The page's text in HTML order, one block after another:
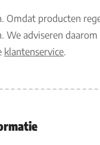
Omdat producten
adviseren daarom
klantenservice.